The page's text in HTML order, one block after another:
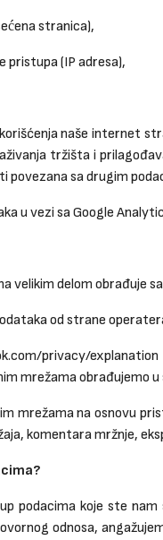
stranica),
pristupa (IP adresa),
naše internet
tržišta i
povezana sa drugim
u vezi sa Google
velikim delom obrađuje
od strane
privacy/explanation
mrežama obrađujemo
mrežama na osnovu
komentara mržnje,
podacima koje ste
odnosa,